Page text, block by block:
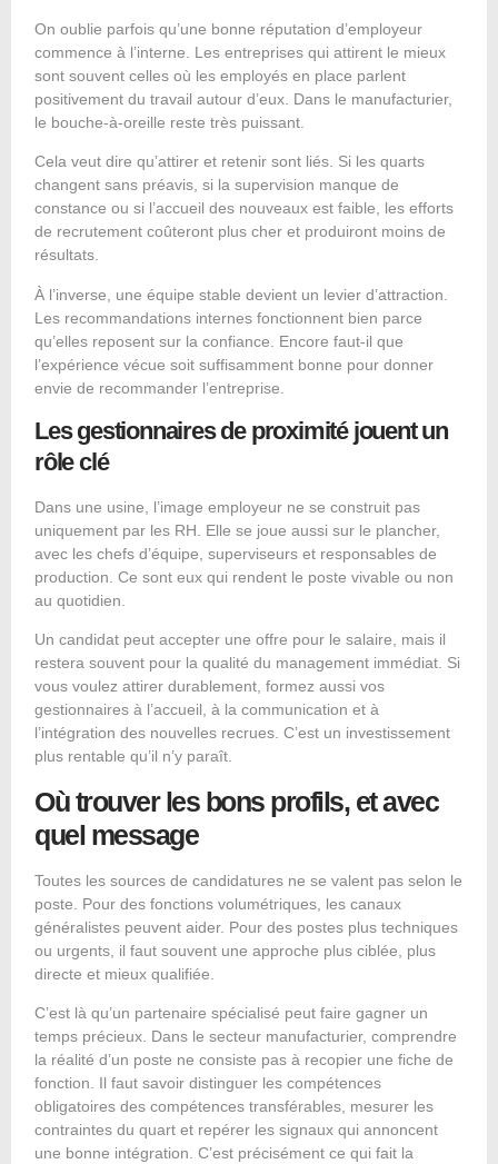
On oublie parfois qu’une bonne réputation d’employeur
commence à l’interne. Les entreprises qui attirent le mieux
sont souvent celles où les employés en place parlent
positivement du travail autour d’eux. Dans le manufacturier,
le bouche-à-oreille reste très puissant.
Cela veut dire qu’attirer et retenir sont liés. Si les quarts
changent sans préavis, si la supervision manque de
constance ou si l’accueil des nouveaux est faible, les efforts
de recrutement coûteront plus cher et produiront moins de
résultats.
À l’inverse, une équipe stable devient un levier d’attraction.
Les recommandations internes fonctionnent bien parce
qu’elles reposent sur la confiance. Encore faut-il que
l’expérience vécue soit suffisamment bonne pour donner
envie de recommander l’entreprise.
Les gestionnaires de proximité jouent un
rôle clé
Dans une usine, l’image employeur ne se construit pas
uniquement par les RH. Elle se joue aussi sur le plancher,
avec les chefs d’équipe, superviseurs et responsables de
production. Ce sont eux qui rendent le poste vivable ou non
au quotidien.
Un candidat peut accepter une offre pour le salaire, mais il
restera souvent pour la qualité du management immédiat. Si
vous voulez attirer durablement, formez aussi vos
gestionnaires à l’accueil, à la communication et à
l’intégration des nouvelles recrues. C’est un investissement
plus rentable qu’il n’y paraît.
Où trouver les bons profils, et avec
quel message
Toutes les sources de candidatures ne se valent pas selon le
poste. Pour des fonctions volumétriques, les canaux
généralistes peuvent aider. Pour des postes plus techniques
ou urgents, il faut souvent une approche plus ciblée, plus
directe et mieux qualifiée.
C’est là qu’un partenaire spécialisé peut faire gagner un
temps précieux. Dans le secteur manufacturier, comprendre
la réalité d’un poste ne consiste pas à recopier une fiche de
fonction. Il faut savoir distinguer les compétences
obligatoires des compétences transférables, mesurer les
contraintes du quart et repérer les signaux qui annoncent
une bonne intégration. C’est précisément ce qui fait la